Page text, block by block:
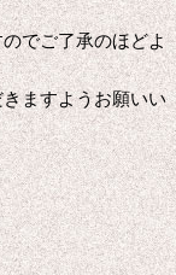
でご了承のほどよ
ますようお願いい